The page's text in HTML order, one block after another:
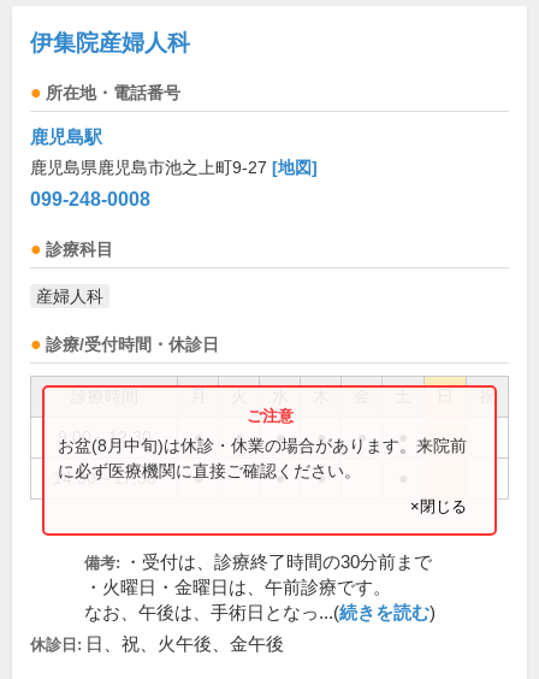
伊集院産婦人科
所在地・電話番号
鹿児島駅
鹿児島県鹿児島市池之上町9-27 [地図]
099-248-0008
診療科目
産婦人科
診療/受付時間・休診日
祝
9:00～12:30 ● ● ● ● ●
14:30～17:30 ● ● ●
お盆(8月中旬)は休診・休業の場合があります。来院前
に必ず医療機関に直接ご確認ください。
×閉じる
備考:
・受付は、診療終了時間の30分前まで
・火曜日・金曜日は、午前診療です。
なお、午後は、手術日となっ...(続きを読む)
休診日: 日、祝、火午後、金午後